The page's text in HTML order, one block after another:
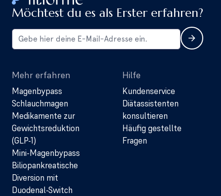
Möchtest du es als Erster erfahren?
Mehr erfahren
Magenbypass
Schlauchmagen
Medikamente zur
Gewichtsreduktion
(GLP-1)
Mini-Magenbypass
Biliopankreatische
Diversion mit
Duodenal-Switch
Hilfe
Kundenservice
Diätassistenten
konsultieren
Häufig gestellte
Fragen